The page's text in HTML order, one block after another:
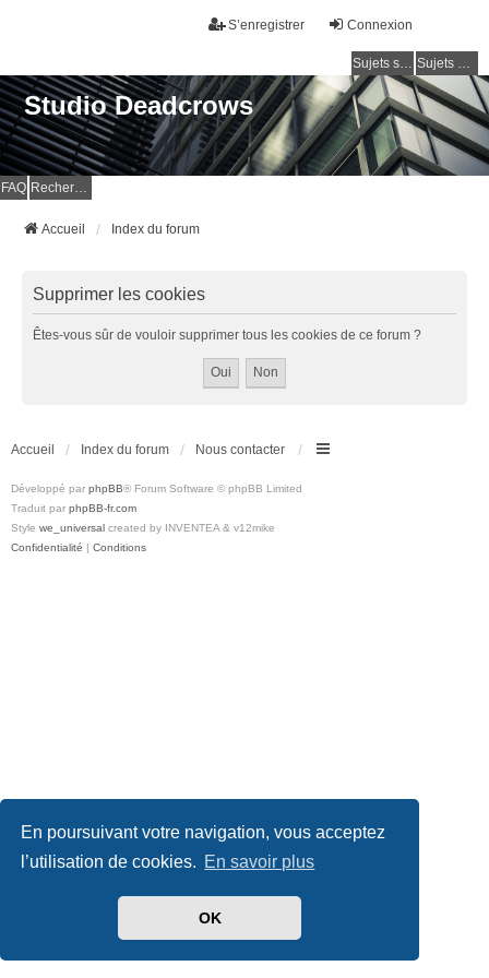
En poursuivant votre navigation, vous acceptez
l’utilisation de cookies. En savoir plus
OK
Connexion
S’enregistrer
Sujets sans réponse Sujets actifs
Studio Deadcrows
FAQ Rechercher
Accueil Index du forum
Supprimer les cookies
Êtes-vous sûr de vouloir supprimer tous les cookies de ce forum ?
Accueil Index du forum Nous contacter
Développé par phpBB® Forum Software © phpBB Limited
Traduit par phpBB-fr.com
Style we_universal created by INVENTEA & v12mike
Confidentialité | Conditions